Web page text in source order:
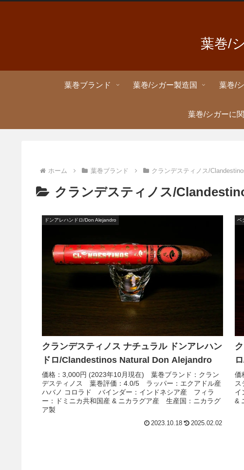
葉巻/
葉巻ブランド 葉巻/シガー製造国 葉巻/
葉巻/シガーに
ホーム 葉巻ブランド クランデスティノス/
クランデスティノス/
ドンアレハンドロ/Don Alejandro
クランデスティノス ナチュラル ドンアレハン
ドロ/Clandestinos Natural Don Alejandro
価格：3,000円 (2023年10月現在) 葉巻ブランド：クラン
デスティノス 葉巻評価：4.0/5 ラッパー：エクアドル産
ハバノ コロラド バインダー：インドネシア産 フィラ
ー：ドミニカ共和国産 & ニカラグア産 生産国：ニカラグ
ア製
2023.10.18 2025.02.02
ベ
価
ス
イ
&